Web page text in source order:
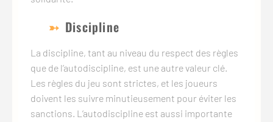
Discipline
La discipline, tant au niveau du respect des règles
que de l’autodiscipline, est une autre valeur clé.
Les règles du jeu sont strictes, et les joueurs
doivent les suivre minutieusement pour éviter les
sanctions. L’autodiscipline est aussi importante